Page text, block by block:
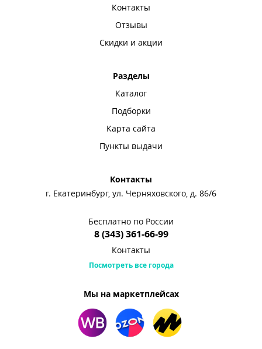
Контакты
Отзывы
Скидки и акции
Разделы
Каталог
Подборки
Карта сайта
Пункты выдачи
Контакты
г. Екатеринбург, ул. Черняховского, д. 86/6
Бесплатно по России
8 (343) 361-66-99
Контакты
Посмотреть все города
Мы на маркетплейсах